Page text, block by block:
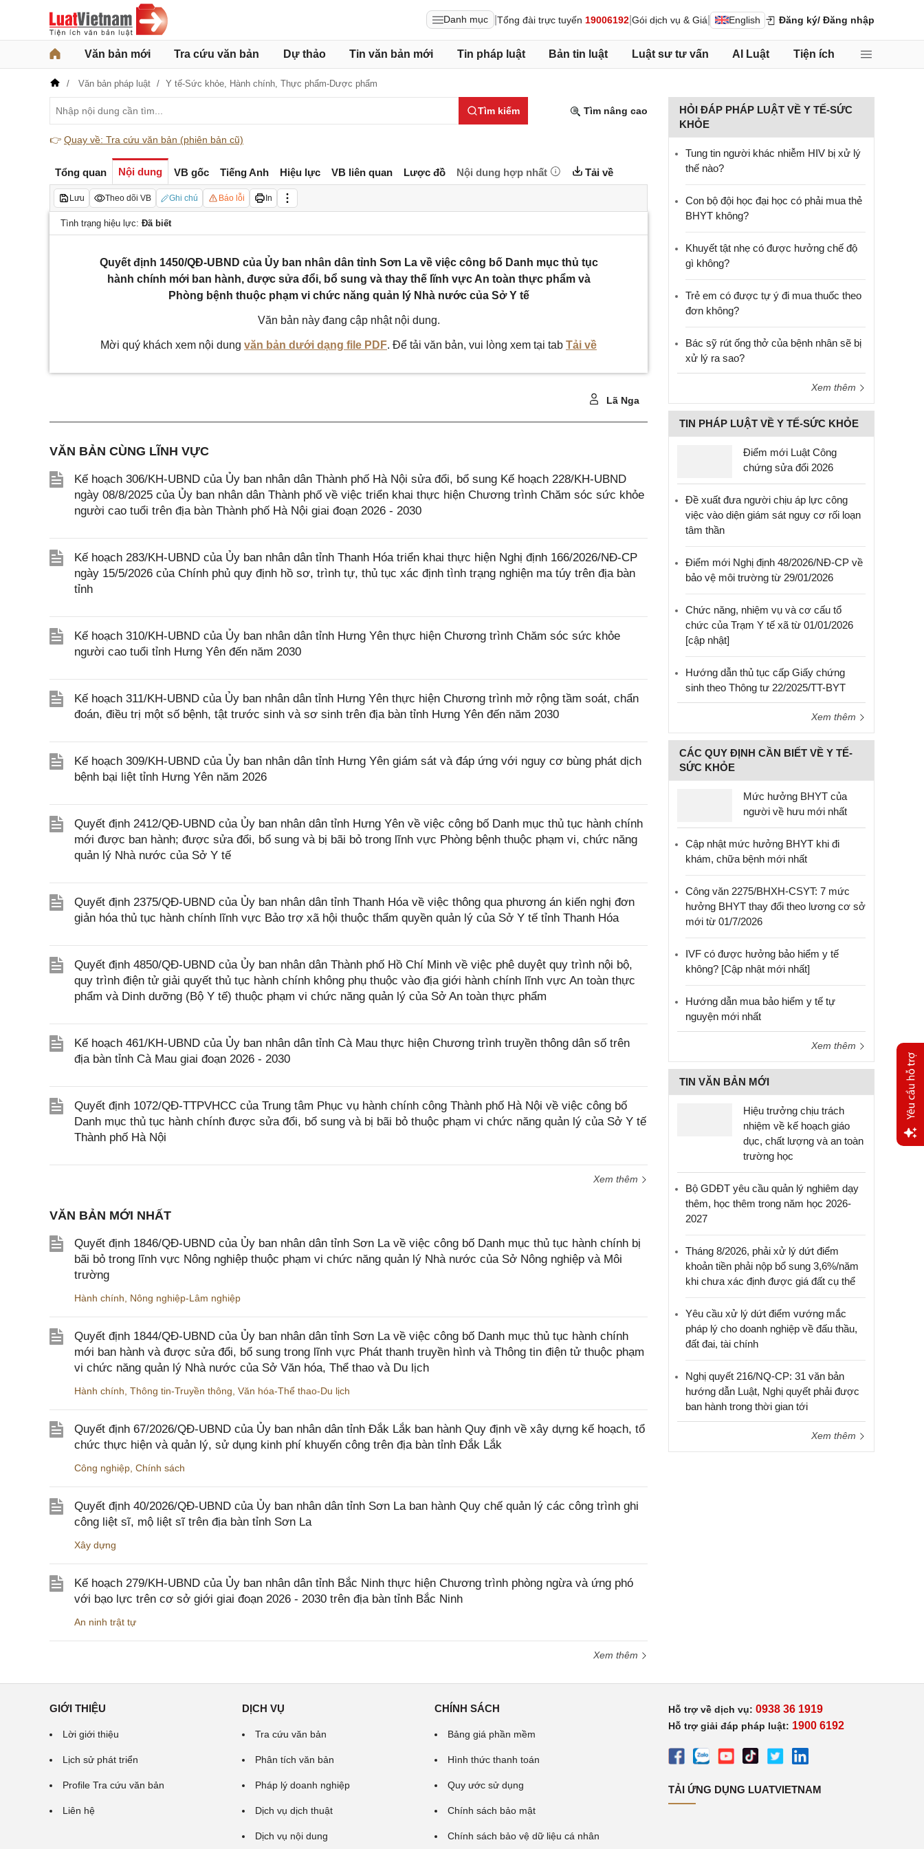
Danh mục Tổng đài trực tuyến 19006192 Gói dịch vụ & Giá English Đăng ký/ Đăng nhập
Văn bản mới Tra cứu văn bản Dự thảo Tin văn bản mới Tin pháp luật Bản tin luật Luật sư tư vấn AI Luật Tiện ích
Văn bản pháp luật Y tế-Sức khỏe, Hành chính, Thực phẩm-Dược phẩm
Tìm kiếm Tìm nâng cao
👉 Quay về: Tra cứu văn bản (phiên bản cũ)
Tổng quan Nội dung VB gốc Tiếng Anh Hiệu lực VB liên quan Lược đồ Nội dung hợp nhất Tải về
Lưu Theo dõi VB Ghi chú Báo lỗi In
Tình trạng hiệu lực: Đã biết
Quyết định 1450/QĐ-UBND của Ủy ban nhân dân tỉnh Sơn La về việc công bố Danh mục thủ tục
hành chính mới ban hành, được sửa đổi, bổ sung và thay thế lĩnh vực An toàn thực phẩm và
Phòng bệnh thuộc phạm vi chức năng quản lý Nhà nước của Sở Y tế
Văn bản này đang cập nhật nội dung.
Mời quý khách xem nội dung văn bản dưới dạng file PDF. Để tải văn bản, vui lòng xem tại tab Tải về
Lã Nga
VĂN BẢN CÙNG LĨNH VỰC
Kế hoạch 306/KH-UBND của Ủy ban nhân dân Thành phố Hà Nội sửa đổi, bổ sung Kế hoạch 228/KH-UBND
ngày 08/8/2025 của Ủy ban nhân dân Thành phố về việc triển khai thực hiện Chương trình Chăm sóc sức khỏe
người cao tuổi trên địa bàn Thành phố Hà Nội giai đoạn 2026 - 2030
Kế hoạch 283/KH-UBND của Ủy ban nhân dân tỉnh Thanh Hóa triển khai thực hiện Nghị định 166/2026/NĐ-CP
ngày 15/5/2026 của Chính phủ quy định hồ sơ, trình tự, thủ tục xác định tình trạng nghiện ma túy trên địa bàn
tỉnh
Kế hoạch 310/KH-UBND của Ủy ban nhân dân tỉnh Hưng Yên thực hiện Chương trình Chăm sóc sức khỏe
người cao tuổi tỉnh Hưng Yên đến năm 2030
Kế hoạch 311/KH-UBND của Ủy ban nhân dân tỉnh Hưng Yên thực hiện Chương trình mở rộng tầm soát, chẩn
đoán, điều trị một số bệnh, tật trước sinh và sơ sinh trên địa bàn tỉnh Hưng Yên đến năm 2030
Kế hoạch 309/KH-UBND của Ủy ban nhân dân tỉnh Hưng Yên giám sát và đáp ứng với nguy cơ bùng phát dịch
bệnh bại liệt tỉnh Hưng Yên năm 2026
Quyết định 2412/QĐ-UBND của Ủy ban nhân dân tỉnh Hưng Yên về việc công bố Danh mục thủ tục hành chính
mới được ban hành; được sửa đổi, bổ sung và bị bãi bỏ trong lĩnh vực Phòng bệnh thuộc phạm vi, chức năng
quản lý Nhà nước của Sở Y tế
Quyết định 2375/QĐ-UBND của Ủy ban nhân dân tỉnh Thanh Hóa về việc thông qua phương án kiến nghị đơn
giản hóa thủ tục hành chính lĩnh vực Bảo trợ xã hội thuộc thẩm quyền quản lý của Sở Y tế tỉnh Thanh Hóa
Quyết định 4850/QĐ-UBND của Ủy ban nhân dân Thành phố Hồ Chí Minh về việc phê duyệt quy trình nội bộ,
quy trình điện tử giải quyết thủ tục hành chính không phụ thuộc vào địa giới hành chính lĩnh vực An toàn thực
phẩm và Dinh dưỡng (Bộ Y tế) thuộc phạm vi chức năng quản lý của Sở An toàn thực phẩm
Kế hoạch 461/KH-UBND của Ủy ban nhân dân tỉnh Cà Mau thực hiện Chương trình truyền thông dân số trên
địa bàn tỉnh Cà Mau giai đoạn 2026 - 2030
Quyết định 1072/QĐ-TTPVHCC của Trung tâm Phục vụ hành chính công Thành phố Hà Nội về việc công bố
Danh mục thủ tục hành chính được sửa đổi, bổ sung và bị bãi bỏ thuộc phạm vi chức năng quản lý của Sở Y tế
Thành phố Hà Nội
Xem thêm
VĂN BẢN MỚI NHẤT
Quyết định 1846/QĐ-UBND của Ủy ban nhân dân tỉnh Sơn La về việc công bố Danh mục thủ tục hành chính bị
bãi bỏ trong lĩnh vực Nông nghiệp thuộc phạm vi chức năng quản lý Nhà nước của Sở Nông nghiệp và Môi
trường
Hành chính Nông nghiệp-Lâm nghiệp
Quyết định 1844/QĐ-UBND của Ủy ban nhân dân tỉnh Sơn La về việc công bố Danh mục thủ tục hành chính
mới ban hành và được sửa đổi, bổ sung trong lĩnh vực Phát thanh truyền hình và Thông tin điện tử thuộc phạm
vi chức năng quản lý Nhà nước của Sở Văn hóa, Thể thao và Du lịch
Hành chính Thông tin-Truyền thông Văn hóa-Thể thao-Du lịch
Quyết định 67/2026/QĐ-UBND của Ủy ban nhân dân tỉnh Đắk Lắk ban hành Quy định về xây dựng kế hoạch, tổ
chức thực hiện và quản lý, sử dụng kinh phí khuyến công trên địa bàn tỉnh Đắk Lắk
Công nghiệp Chính sách
Quyết định 40/2026/QĐ-UBND của Ủy ban nhân dân tỉnh Sơn La ban hành Quy chế quản lý các công trình ghi
công liệt sĩ, mộ liệt sĩ trên địa bàn tỉnh Sơn La
Xây dựng
Kế hoạch 279/KH-UBND của Ủy ban nhân dân tỉnh Bắc Ninh thực hiện Chương trình phòng ngừa và ứng phó
với bạo lực trên cơ sở giới giai đoạn 2026 - 2030 trên địa bàn tỉnh Bắc Ninh
An ninh trật tự
Xem thêm
HỎI ĐÁP PHÁP LUẬT VỀ Y TẾ-SỨC
KHỎE
Tung tin người khác nhiễm HIV bị xử lý
thế nào?
Con bộ đội học đại học có phải mua thẻ
BHYT không?
Khuyết tật nhẹ có được hưởng chế độ
gì không?
Trẻ em có được tự ý đi mua thuốc theo
đơn không?
Bác sỹ rút ống thở của bệnh nhân sẽ bị
xử lý ra sao?
Xem thêm
TIN PHÁP LUẬT VỀ Y TẾ-SỨC KHỎE
Điểm mới Luật Công
chứng sửa đổi 2026
Đề xuất đưa người chịu áp lực công
việc vào diện giám sát nguy cơ rối loạn
tâm thần
Điểm mới Nghị định 48/2026/NĐ-CP về
bảo vệ môi trường từ 29/01/2026
Chức năng, nhiệm vụ và cơ cấu tổ
chức của Trạm Y tế xã từ 01/01/2026
[cập nhật]
Hướng dẫn thủ tục cấp Giấy chứng
sinh theo Thông tư 22/2025/TT-BYT
Xem thêm
CÁC QUY ĐỊNH CẦN BIẾT VỀ Y TẾ-
SỨC KHỎE
Mức hưởng BHYT của
người về hưu mới nhất
Cập nhật mức hưởng BHYT khi đi
khám, chữa bệnh mới nhất
Công văn 2275/BHXH-CSYT: 7 mức
hưởng BHYT thay đổi theo lương cơ sở
mới từ 01/7/2026
IVF có được hưởng bảo hiểm y tế
không? [Cập nhật mới nhất]
Hướng dẫn mua bảo hiểm y tế tự
nguyện mới nhất
Xem thêm
TIN VĂN BẢN MỚI
Hiệu trưởng chịu trách
nhiệm về kế hoạch giáo
dục, chất lượng và an toàn
trường học
Bộ GDĐT yêu cầu quản lý nghiêm dạy
thêm, học thêm trong năm học 2026-
2027
Tháng 8/2026, phải xử lý dứt điểm
khoản tiền phải nộp bổ sung 3,6%/năm
khi chưa xác định được giá đất cụ thể
Yêu cầu xử lý dứt điểm vướng mắc
pháp lý cho doanh nghiệp về đấu thầu,
đất đai, tài chính
Nghị quyết 216/NQ-CP: 31 văn bản
hướng dẫn Luật, Nghị quyết phải được
ban hành trong thời gian tới
Xem thêm
GIỚI THIỆU
Lời giới thiệu
Lịch sử phát triển
Profile Tra cứu văn bản
Liên hệ
DỊCH VỤ
Tra cứu văn bản
Phân tích văn bản
Pháp lý doanh nghiệp
Dịch vụ dịch thuật
Dịch vụ nội dung
CHÍNH SÁCH
Bảng giá phần mềm
Hình thức thanh toán
Quy ước sử dụng
Chính sách bảo mật
Chính sách bảo vệ dữ liệu cá nhân
Hỗ trợ về dịch vụ: 0938 36 1919
Hỗ trợ giải đáp pháp luật: 1900 6192
TẢI ỨNG DỤNG LUATVIETNAM